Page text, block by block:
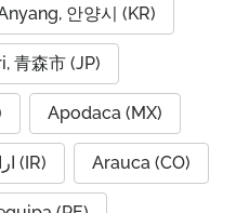
안양시 (KR)
青森市 (JP)
Apodaca (MX)
Arak, اراک (IR) Arauca (CO)